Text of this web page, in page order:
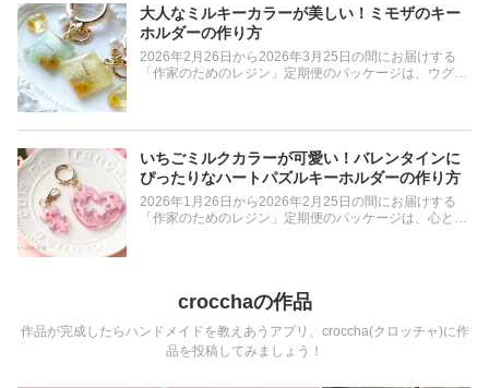
ックばかりです。レジン初心者の方でも挑戦しやすいよ
う、気泡をきれいに抜く方法やバランスよく組み立てる
ための細かなコツを含めて、詳しい作り方をご説明いた
します。
1つ付いてきます。) 今回はこのオマケを活用して、春に
ぴったりなさくらのキーホルダーを制作しました。小さ
な桜のパーツをシェイカーフレームに装飾することで華
やかに仕上がります。シェイカーの中に広がるグラデー
ションの夜空が美しい作品です。 この作品の大きな特徴
紫の3色の着色レジンを使用しています。色の重なりを
活かしてグラデーションを作り、そこによく練って伸ば
した「練り消しの雲」と月のシールを組み合わせること
で、奥行きのある幻想的な風景を描き出しました。 使う
材料はおまけのパーツと基本のアイテム、そしてベーシ
大人なミルキーカラーが美しい！ミモザのキー
ホルダーの作り方
2026年2月26日から2026年3月25日の間にお届けする
「作家のためのレジン」定期便のパッケージは、ウグイ
つ付いてきます。) 今回はこのオマケを活用して、これ
からの季節にぴったりなミモザのキーホルダーを制作し
ました。大人気のミモザのドライフラワーとレースフラ
ワーを、ミルキーカラーに着色したレジンと組み合わせ
ることでやわらかく春らしい雰囲気の作品に仕上がりま
細さと奥行きが生まれ、ぐっと大人っぽいミルキーカラ
泡が入りやすい素材です。レジンが花材のすみずみまで
しっかりと染み込んだことを確認してから硬化すると、
いちごミルクカラーが可愛い！バレンタインに
ぴったりなハートパズルキーホルダーの作り方
2026年1月26日から2026年2月25日の間にお届けする
「作家のためのレジン」定期便のパッケージは、心とき
のためのレジン着色剤 濃縮カラーレジン10g 夜空カラー
6色」がランダムで1つ付いてきます。) 今回はこのオマ
ケを活用し、いちごみるくカラーのハートパズルキーホ
ルダーを作ってみました。透明感溢れるピンクといちご
crocchaの作品
作品が完成したらハンドメイドを教えあうアプリ、croccha(クロッチャ)に作
品を投稿してみましょう！